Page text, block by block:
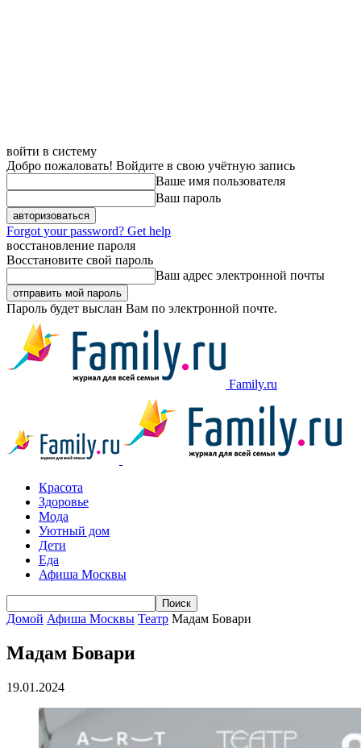
войти в систему
Добро пожаловать! Войдите в свою учётную запись
Ваше имя пользователя
Ваш пароль
Forgot your password? Get help
восстановление пароля
Восстановите свой пароль
Ваш адрес электронной почты
Пароль будет выслан Вам по электронной почте.
Family.ru
Красота
Здоровье
Мода
Уютный дом
Дети
Еда
Афиша Москвы
Домой Афиша Москвы Театр Мадам Бовари
Мадам Бовари
19.01.2024